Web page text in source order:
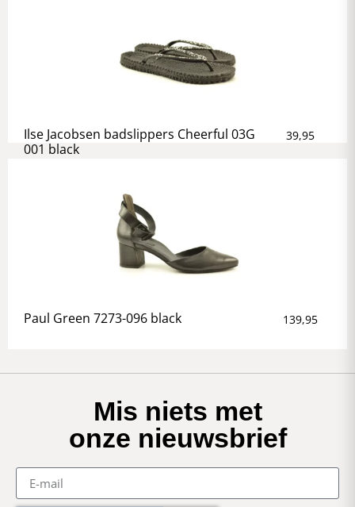
Ilse Jacobsen badslippers Cheerful 03G
001 black
39,95
Paul Green 7273-096 black 139,95
Mis niets met
onze nieuwsbrief